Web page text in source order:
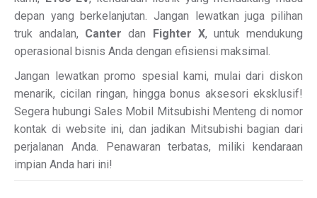
depan yang berkelanjutan. Jangan lewatkan juga pilihan
truk andalan, Canter dan Fighter X, untuk mendukung
operasional bisnis Anda dengan efisiensi maksimal.
Jangan lewatkan promo spesial kami, mulai dari diskon
menarik, cicilan ringan, hingga bonus aksesori eksklusif!
Segera hubungi Sales Mobil Mitsubishi Menteng di nomor
kontak di website ini, dan jadikan Mitsubishi bagian dari
perjalanan Anda. Penawaran terbatas, miliki kendaraan
impian Anda hari ini!